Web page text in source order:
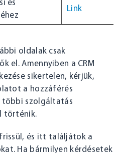
és
Link
oldalak csak
el. Amennyiben a CRM
sikertelen, kérjük,
a hozzáférés
többi szolgáltatás
történik.
és itt találjátok a
Ha bármilyen kérdésetek